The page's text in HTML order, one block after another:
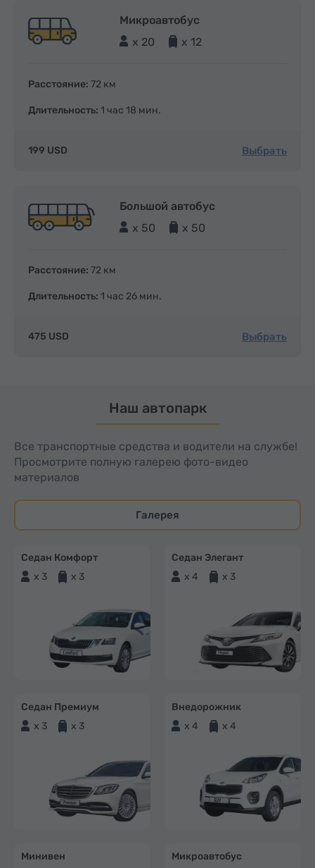
Микроавтобус
x 20
x 12
Расстояние: 72 км
Длительность: 1 час 18 мин.
199 USD Выбрать
Большой автобус
x 50
x 50
Расстояние: 72 км
Длительность: 1 час 26 мин.
475 USD Выбрать
Наш автопарк
Все транспортные средства и водители на службе!
Просмотрите полную галерею фото-видео
материалов
Галерея
Седан Комфорт
x 3
x 3
Седан Элегант
x 4
x 3
Седан Премиум
x 3
x 3
Внедорожник
x 4
x 4
Минивен
Микроавтобус